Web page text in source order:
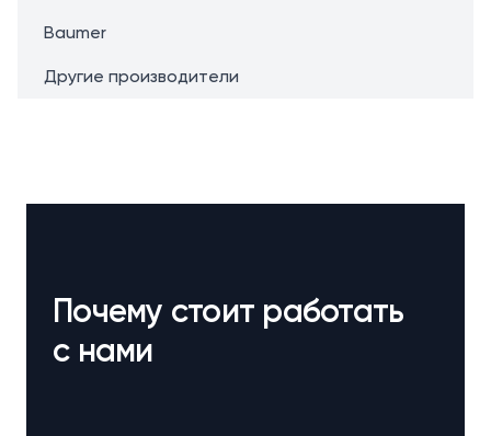
Baumer
Другие производители
Почему стоит работать
с нами